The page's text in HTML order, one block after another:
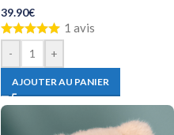
39.90€
1 avis
- +
AJOUTER AU PANIER